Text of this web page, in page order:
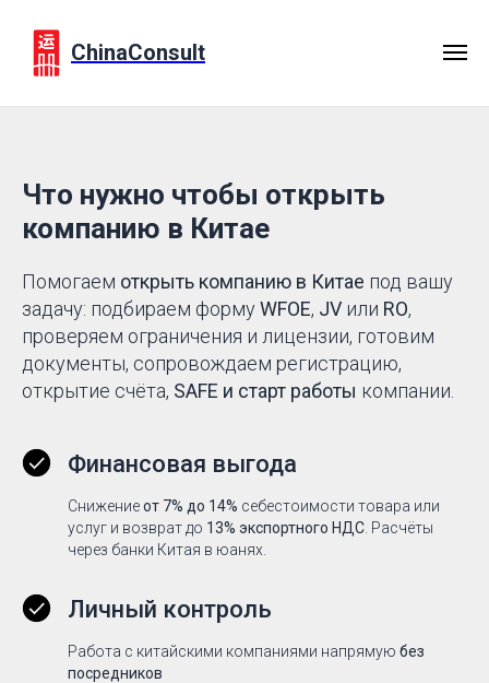
ChinaConsult
Что нужно чтобы открыть
компанию в Китае
Помогаем открыть компанию в Китае под вашу
задачу: подбираем формуWFOE, JV или RO,
проверяем ограничения и лицензии, готовим
документы, сопровождаем регистрацию,
открытие счёта, SAFE и старт работы компании.
Финансовая выгода
Снижениеот 7% до 14% себестоимости товара или
услуг и возврат до 13% экспортного НДС . Расчёты
через банки Китая в юанях.
Личный контроль
Работа с китайскими компаниями напрямую без
посредников